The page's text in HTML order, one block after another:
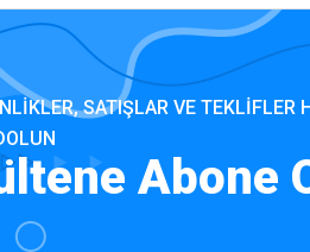
SATIŞLAR VE TEKLIFLER
Abone